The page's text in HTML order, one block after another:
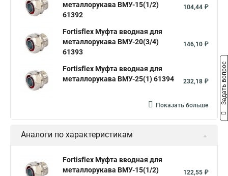
металлорукава ВМУ-15(1/2)
61392
104,44 ₽
Fortisflex Муфта вводная для
металлорукава ВМУ-20(3/4)
61393
146,10 ₽
Fortisflex Муфта вводная для
металлорукава ВМУ-25(1) 61394
232,18 ₽
Показать больше
Аналоги по характеристикам
Fortisflex Муфта вводная для
металлорукава ВМУ-15(1/2)
122,55 ₽
Задать вопрос